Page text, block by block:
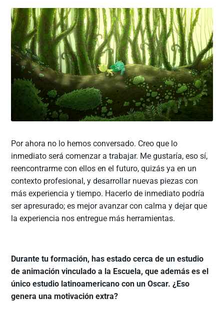
Por ahora no lo hemos conversado. Creo que lo
inmediato será comenzar a trabajar. Me gustaría, eso sí,
reencontrarme con ellos en el futuro, quizás ya en un
contexto profesional, y desarrollar nuevas piezas con
más experiencia y tiempo. Hacerlo de inmediato podría
ser apresurado; es mejor avanzar con calma y dejar que
la experiencia nos entregue más herramientas.
Durante tu formación, has estado cerca de un estudio
de animación vinculado a la Escuela, que además es el
único estudio latinoamericano con un Oscar. ¿Eso
genera una motivación extra?